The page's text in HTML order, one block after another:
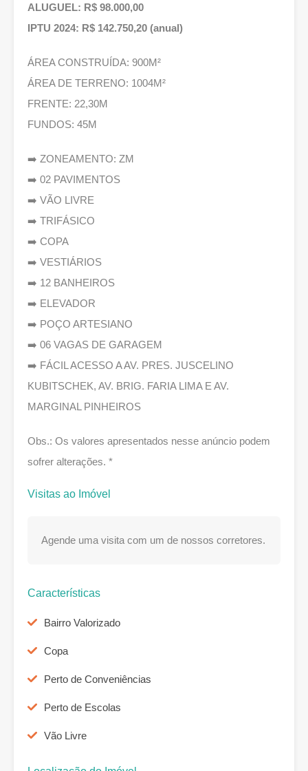
ALUGUEL: R$ 98.000,00
IPTU 2024: R$ 142.750,20 (anual)
ÁREA CONSTRUÍDA: 900M²
ÁREA DE TERRENO: 1004M²
FRENTE: 22,30M
FUNDOS: 45M
➡️ ZONEAMENTO: ZM
➡️ 02 PAVIMENTOS
➡️ VÃO LIVRE
➡️ TRIFÁSICO
➡️ COPA
➡️ VESTIÁRIOS
➡️ 12 BANHEIROS
➡️ ELEVADOR
➡️ POÇO ARTESIANO
➡️ 06 VAGAS DE GARAGEM
➡️ FÁCIL ACESSO A AV. PRES. JUSCELINO
KUBITSCHEK, AV. BRIG. FARIA LIMA E AV.
MARGINAL PINHEIROS
Obs.: Os valores apresentados nesse anúncio podem
sofrer alterações. *
Visitas ao Imóvel
Agende uma visita com um de nossos corretores.
Características
Bairro Valorizado
Copa
Perto de Conveniências
Perto de Escolas
Vão Livre